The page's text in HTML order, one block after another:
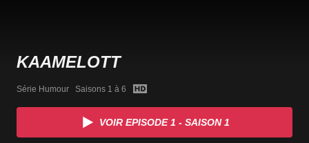
KAAMELOTT
Série Humour   Saisons 1 à 6
VOIR EPISODE 1 - SAISON 1